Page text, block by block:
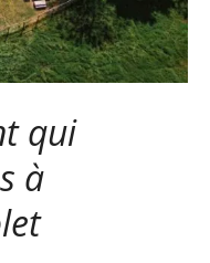
qui
à